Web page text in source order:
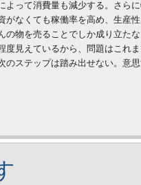
って消費量も減少する。さら
なくても稼働率を高め、生産
物を売ることでしか成り立た
見えているから、問題はこれ
ステップは踏み出せない。意